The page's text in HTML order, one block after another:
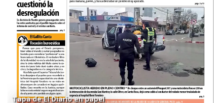
Tapa de El Diario en papel